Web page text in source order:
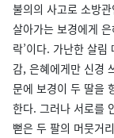
불의의 사고로 소방
살아가는 보경에게
락’이다. 가난한 살
감, 은혜에게만 신경
문에 보경이 두 딸을
한다. 그러나 서로를
뻗은 두 팔의 머뭇거